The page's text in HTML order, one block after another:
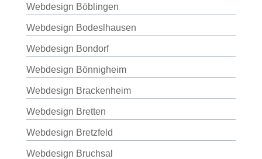
Webdesign Böblingen
Webdesign Bodeslhausen
Webdesign Bondorf
Webdesign Bönnigheim
Webdesign Brackenheim
Webdesign Bretten
Webdesign Bretzfeld
Webdesign Bruchsal